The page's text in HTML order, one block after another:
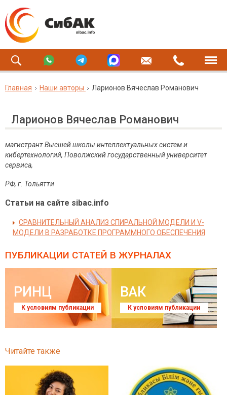
Главная Наши авторы Ларионов Вячеслав Романович
Ларионов Вячеслав Романович
магистрант Высшей школы интеллектуальных систем и
кибертехнологий, Поволжский государственный университет
сервиса,
РФ, г. Тольятти
Статьи на сайте sibac.info
СРАВНИТЕЛЬНЫЙ АНАЛИЗ СПИРАЛЬНОЙ МОДЕЛИ И V-
МОДЕЛИ В РАЗРАБОТКЕ ПРОГРАММНОГО ОБЕСПЕЧЕНИЯ
ПУБЛИКАЦИИ СТАТЕЙ В ЖУРНАЛАХ
РИНЦ
К условиям публикации
ВАК
К условиям публикации
Читайте также